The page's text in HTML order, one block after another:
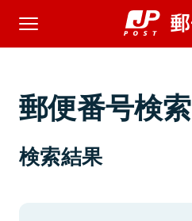
郵便番号検索
検索結果